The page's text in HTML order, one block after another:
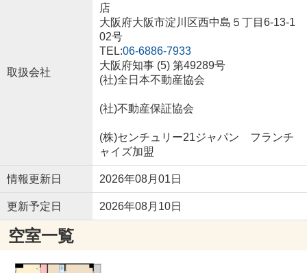
取扱会社
店
大阪府大阪市淀川区西中島５丁目6-13-1
02号
TEL:06-6886-7933
大阪府知事 (5) 第49289号
(社)全日本不動産協会
(社)不動産保証協会
(株)センチュリー21ジャパン フランチ
ャイズ加盟
情報更新日 2026年08月01日
更新予定日 2026年08月10日
空室一覧